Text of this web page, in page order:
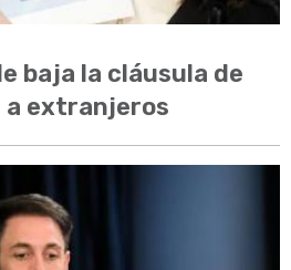
baja la cláusula de
extranjeros